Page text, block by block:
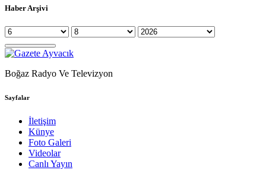
Haber Arşivi
Boğaz Radyo Ve Televizyon
Sayfalar
İletişim
Künye
Foto Galeri
Videolar
Canlı Yayın